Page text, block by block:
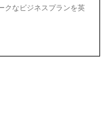
クなビジネスプランを英